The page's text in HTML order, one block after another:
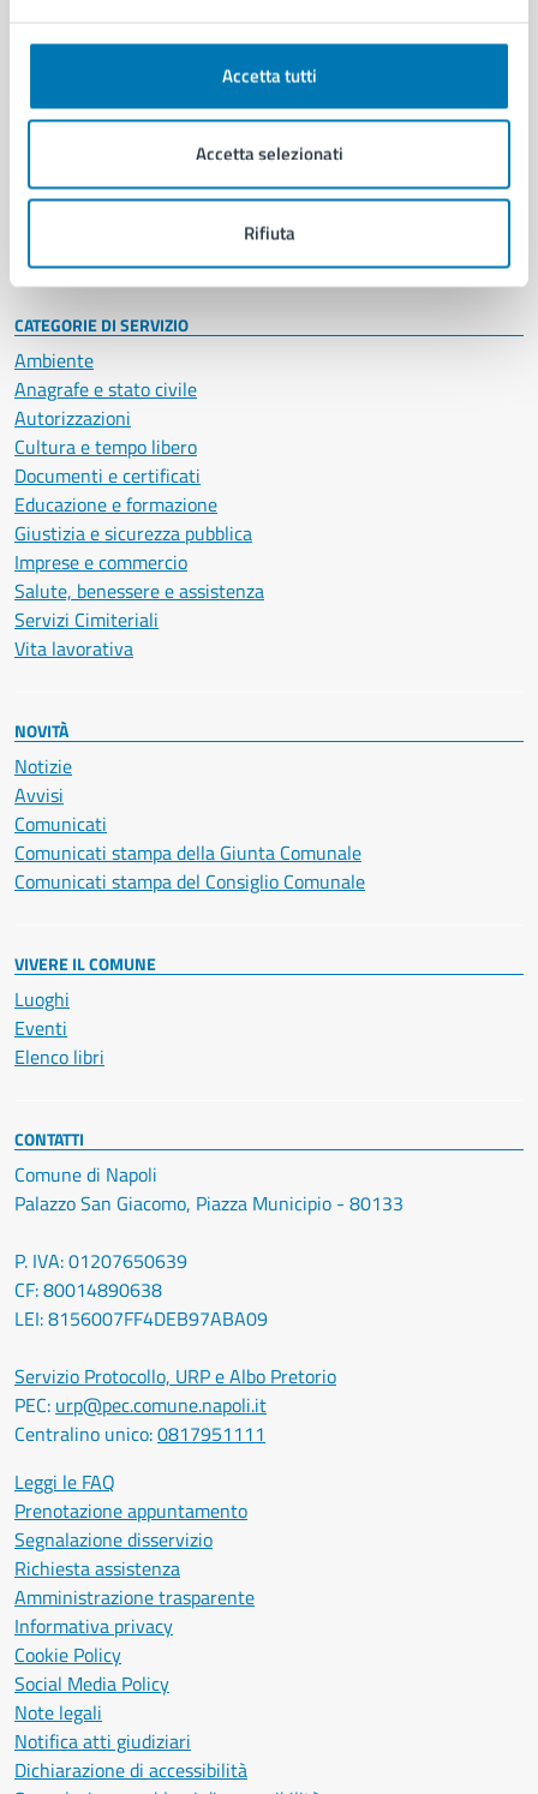
Accetta tutti
Accetta selezionati
Rifiuta
Organi di governo
Enti e fondazioni
Personale amministrativo
Intranet, posta aziendale e protocollo
CATEGORIE DI SERVIZIO
Ambiente
Anagrafe e stato civile
Autorizzazioni
Cultura e tempo libero
Documenti e certificati
Educazione e formazione
Giustizia e sicurezza pubblica
Imprese e commercio
Salute, benessere e assistenza
Servizi Cimiteriali
Vita lavorativa
NOVITÀ
Notizie
Avvisi
Comunicati
Comunicati stampa della Giunta Comunale
Comunicati stampa del Consiglio Comunale
VIVERE IL COMUNE
Luoghi
Eventi
Elenco libri
CONTATTI
Comune di Napoli
Palazzo San Giacomo, Piazza Municipio - 80133
P. IVA: 01207650639
CF: 80014890638
LEI: 8156007FF4DEB97ABA09
Servizio Protocollo, URP e Albo Pretorio
PEC: urp@pec.comune.napoli.it
Centralino unico:0817951111
Leggi le FAQ
Prenotazione appuntamento
Segnalazione disservizio
Richiesta assistenza
Amministrazione trasparente
Informativa privacy
Cookie Policy
Social Media Policy
Note legali
Notifica atti giudiziari
Dichiarazione di accessibilità